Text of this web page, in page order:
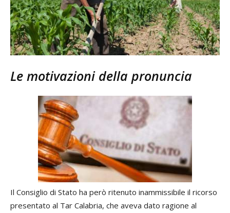
Le motivazioni della pronuncia
Il Consiglio di Stato ha però ritenuto inammissibile il ricorso
presentato al Tar Calabria, che aveva dato ragione al